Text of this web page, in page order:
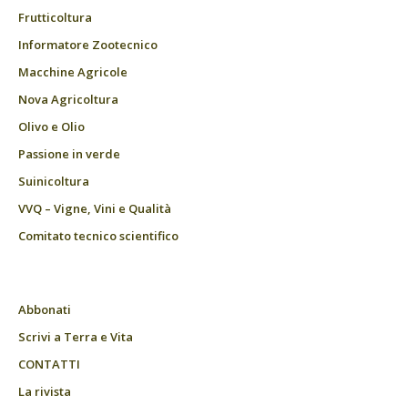
Frutticoltura
Informatore Zootecnico
Macchine Agricole
Nova Agricoltura
Olivo e Olio
Passione in verde
Suinicoltura
VVQ – Vigne, Vini e Qualità
Comitato tecnico scientifico
Abbonati
Scrivi a Terra e Vita
CONTATTI
La rivista